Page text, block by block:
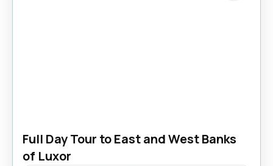
Full Day Tour to East and West Banks
of Luxor